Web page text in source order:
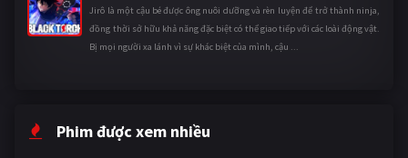
Jirô là một cậu bé được ông nuôi dưỡng và rèn luyện để trở thành ninja,
đồng thời sở hữu khả năng đặc biệt có thể giao tiếp với các loài động vật.
Bị mọi người xa lánh vì sự khác biệt của mình, cậu ...
Phim được xem nhiều